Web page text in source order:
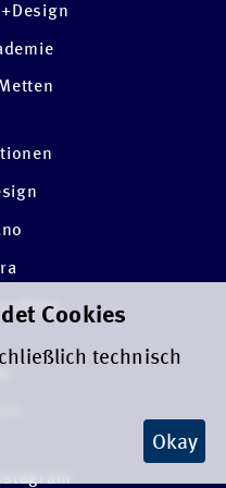
Cookies
technisch
Okay